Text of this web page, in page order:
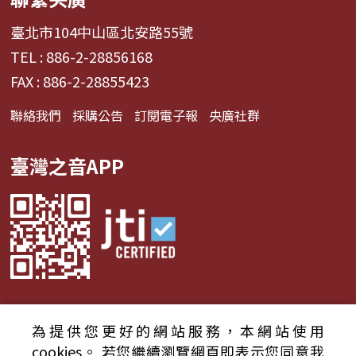
臺北市104中山區北安路55號
TEL : 886-2-28856168
FAX : 886-2-28855423
聯絡我們 採購公告 訂閱電子報 央廣社群
臺灣之音APP
© 2024財團法人中央廣播電臺 版權所有
為提供您更好的網站服務，本網站使用
cookies。 若您繼續瀏覽網頁即表示您同意我